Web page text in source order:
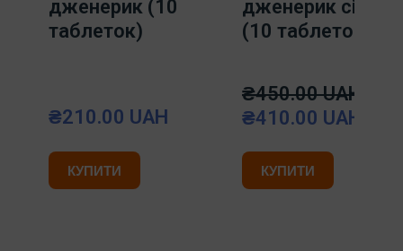
дженерик (10
таблеток)
₴210.00 UAH
КУПИТИ
дженерик сіаліс
(10 таблеток)
₴450.00 UAH
₴410.00 UAH
КУПИТИ